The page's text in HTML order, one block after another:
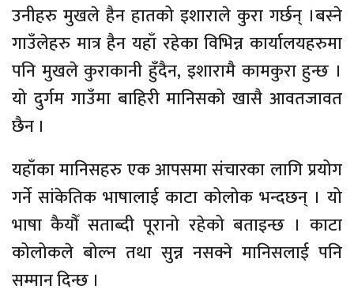
उनीहरु मुखले हैन हातको इशाराले कुरा गर्छन् ।बस्ने
गाउँलेहरु मात्र हैन यहाँ रहेका विभिन्न कार्यालयहरुमा
पनि मुखले कुराकानी हुँदैन, इशारामै कामकुरा हुन्छ ।
यो दुर्गम गाउँमा बाहिरी मानिसको खासै आवतजावत
छैन ।
यहाँका मानिसहरु एक आपसमा संचारका लागि प्रयोग
गर्ने सांकेतिक भाषालाई काटा कोलोक भन्दछन् । यो
भाषा कैयौँ सताब्दी पूरानो रहेको बताइन्छ । काटा
कोलोकले बोल्न तथा सुन्न नसक्ने मानिसलाई पनि
सम्मान दिन्छ ।